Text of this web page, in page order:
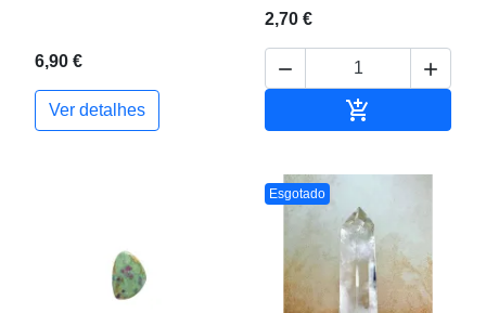
6,90 €
Ver detalhes
2,70 €
 

Esgotado